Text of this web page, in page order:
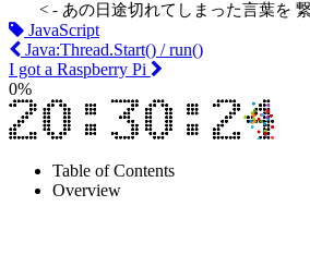
< - あの日途切れてしまった言葉を
JavaScript
Java:Thread.Start() / run()
I got a Raspberry Pi
0%
Table of Contents
Overview